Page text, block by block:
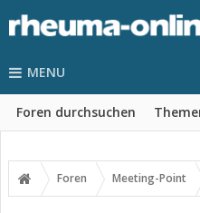
MENU
Foren durchsuchen
Foren Meeting-Point